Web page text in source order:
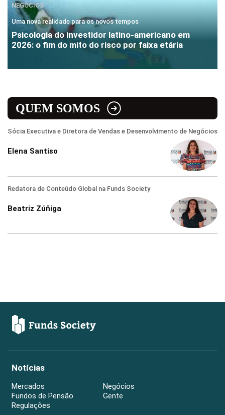
NEGÓCIOS
Uma nova realidade para os novos tempos
Psicologia do investidor latino-americano em
2026: o fim do mito do risco por faixa etária
QUEM SOMOS
Sócia Executiva e Diretora de Vendas e Desenvolvimento de Negócios
Elena Santiso
Redatora de Conteúdo Global na Funds Society
Beatriz Zúñiga
Notícias
Mercados
Negócios
Fundos de Pensão
Gente
Regulações